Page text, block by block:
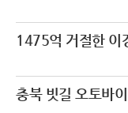
1475억 거절한 이
충북 빗길 오토바